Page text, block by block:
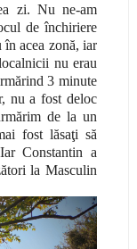
zi. Nu ne-am
de închiriere
în acea zonă, iar
nu erau
3 minute
nu a fost deloc
de la un
fost lăsaţi să
Constantin a
la Masculin